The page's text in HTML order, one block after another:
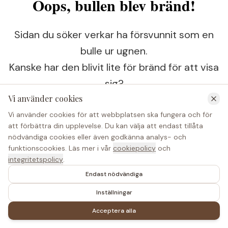
Oops, bullen blev bränd!
Sidan du söker verkar ha försvunnit som en
bulle ur ugnen.
Kanske har den blivit lite för bränd för att visa
sig?
Tillbaka till bageriet
Vi använder cookies
Vi använder cookies för att webbplatsen ska fungera och för
att förbättra din upplevelse. Du kan välja att endast tillåta
nödvändiga cookies eller även godkänna analys- och
funktionscookies. Läs mer i vår cookiepolicy och
integritetspolicy.
Endast nödvändiga
Inställningar
Acceptera alla